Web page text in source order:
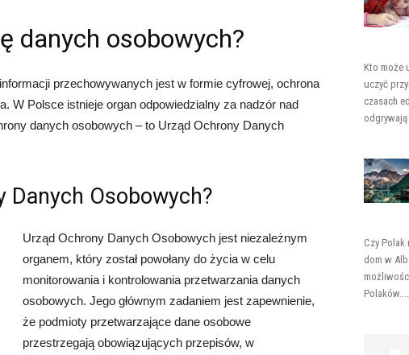
danych osobowych?
przechowywanych jest w formie cyfrowej, ochrona
W Polsce istnieje organ odpowiedzialny za nadzór nad
danych osobowych – to Urząd Ochrony Danych
Danych Osobowych?
Urząd Ochrony Danych Osobowych jest niezależnym
organem, który został powołany do życia w celu
monitorowania i kontrolowania przetwarzania danych
osobowych. Jego głównym zadaniem jest zapewnienie,
że podmioty przetwarzające dane osobowe
przestrzegają obowiązujących przepisów, w
Kto może
uczyć
czasach
Czy
dom w
Polaków....